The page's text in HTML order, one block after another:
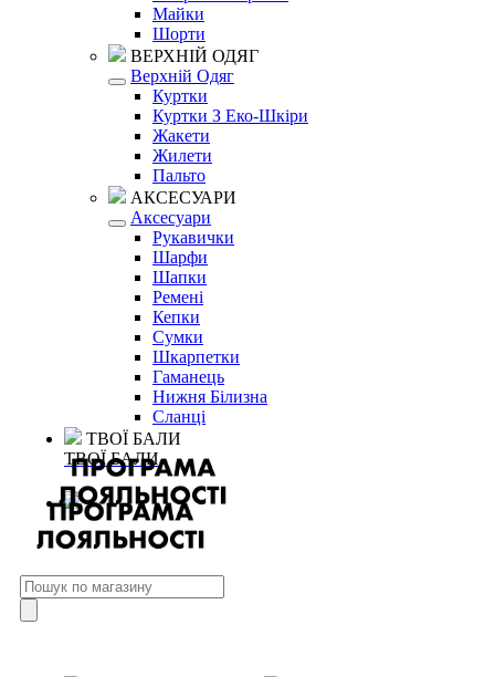
Майки
Шорти
ВЕРХНІЙ ОДЯГ
Верхній Одяг
Куртки
Куртки З Еко-Шкіри
Жакети
Жилети
Пальто
АКСЕСУАРИ
Аксесуари
Рукавички
Шарфи
Шапки
Ремені
Кепки
Сумки
Шкарпетки
Гаманець
Нижня Білизна
Сланці
ТВОЇ БАЛИ
ТВОЇ БАЛИ